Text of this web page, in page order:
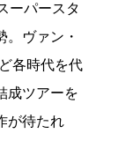
ーパースタ
。ヴァン・
各時代を代
成ツアーを
が待たれ